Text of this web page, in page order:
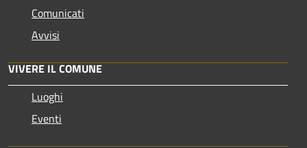
Comunicati
Avvisi
VIVERE IL COMUNE
Luoghi
Eventi